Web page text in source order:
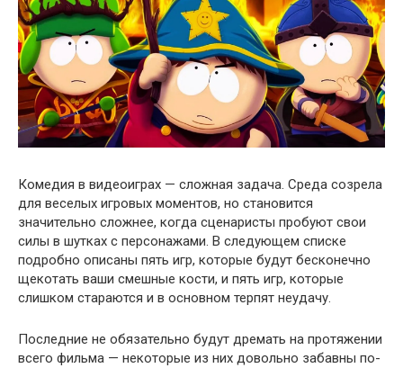
Комедия в видеоиграх — сложная задача. Среда созрела
для веселых игровых моментов, но становится
значительно сложнее, когда сценаристы пробуют свои
силы в шутках с персонажами. В следующем списке
подробно описаны пять игр, которые будут бесконечно
щекотать ваши смешные кости, и пять игр, которые
слишком стараются и в основном терпят неудачу.
Последние не обязательно будут дремать на протяжении
всего фильма — некоторые из них довольно забавны по-